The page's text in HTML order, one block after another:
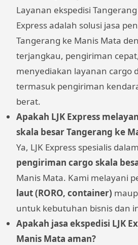
Layanan ekspedisi
Express adalah solusi jasa
Tangerang ke Manis Mata
terjangkau, pengiriman
menyediakan layanan cargo
termasuk pengiriman
berat.
Apakah LJK Express
skala besar Tangerang ke
Ya, LJK Express spesialis
pengiriman cargo skala
Manis Mata. Kami melayani
laut (RORO, container)
untuk kebutuhan bisnis dan
Apakah jasa ekspedisi LJK
Manis Mata aman?